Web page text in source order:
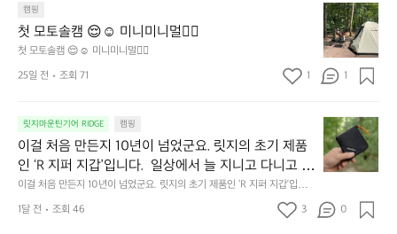
줍니다.  이 슬립 웜을 쓰는 것만으로 그곳은 나만의 밤
이 됩니다.  안녕히 주무세요.
밤이 됩니다.  안녕히 주무세요.
도
자
연
속
에
의
휴
식
에
도
이
캠핑
첫 모토솔캠 😌☺️ 미니미니멀👌🏼
첫 모토솔캠 😌☺️ 미니미니멀👌🏼
첫
모
토
솔
캠
☺️
미
니
미
멀
👌🏼
25일 전 조회 71 1 1
릿지마운틴기어 RIDGE 캠핑
이걸 처음 만든지 10년이 넘었군요. 릿지의 초기 제품
인 ‘R 지퍼 지갑’입니다.  일상에서 늘 지니고 다니고 싶
어지는 물건에는 크기, 무게, 형태, 색감 사이의 아주 미
묘한 밸런스가 존재합니다.  예를 들자면 일에 집중하
느라 책상 위 가장자리에 대충 걸쳐 놓아도 시야에 걸
이걸 처음 만든지 10년이 넘었군요. 릿지의 초기 제품인 ‘R 지퍼 지갑’입니
다.  일상에서 늘 지니고 다니고 싶어지는 물건에는 크기, 무게, 형태, 색감
사이의 아주 미묘한 밸런스가 존재합니다.  예를 들자면 일에 집중하느라 책
이
걸
처
음
든
1달 전 조회 46 3 0